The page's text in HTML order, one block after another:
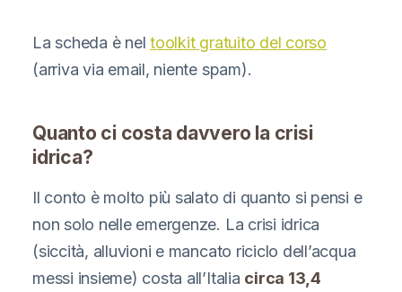
La scheda è neltoolkit gratuito del corso
(arriva via email, niente spam).
Quanto ci costa davvero la crisi
idrica?
Il conto è molto più salato di quanto si pensi e
non solo nelle emergenze. La crisi idrica
(siccità, alluvioni e mancato riciclo dell’acqua
messi insieme) costa all’Italia circa 13,4